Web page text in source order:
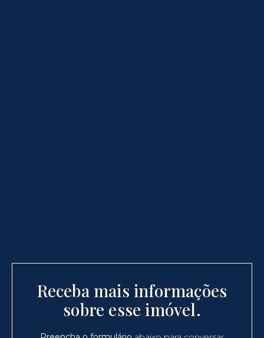
Receba mais informações
sobre esse imóvel.